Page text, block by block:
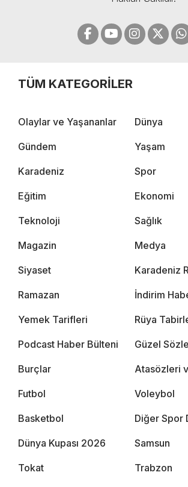
TÜM KATEGORİLER
Olaylar ve Yaşananlar Dünya
Gündem Yaşam
Karadeniz Spor
Eğitim Ekonomi
Teknoloji Sağlık
Magazin Medya
Siyaset Karadeniz
Ramazan İndirim
Yemek Tarifleri Rüya
Podcast Haber Bülteni Güzel
Burçlar Atasözleri
Futbol Voleybol
Basketbol Diğer Spor
Dünya Kupası 2026 Samsun
Tokat Trabzon